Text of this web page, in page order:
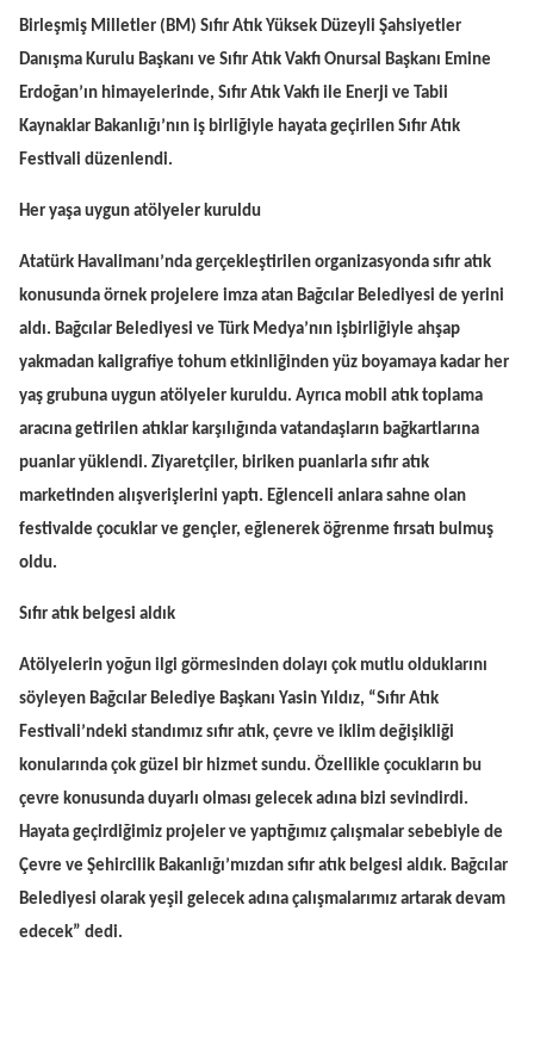
Birleşmiş Milletler (BM) Sıfır Atık Yüksek Düzeyli Şahsiyetler
Danışma Kurulu Başkanı ve Sıfır Atık Vakfı Onursal Başkanı Emine
Erdoğan’ın himayelerinde, Sıfır Atık Vakfı ile Enerji ve Tabii
Kaynaklar Bakanlığı’nın iş birliğiyle hayata geçirilen Sıfır Atık
Festivali düzenlendi.
Her yaşa uygun atölyeler kuruldu
Atatürk Havalimanı’nda gerçekleştirilen organizasyonda sıfır atık
konusunda örnek projelere imza atan Bağcılar Belediyesi de yerini
aldı. Bağcılar Belediyesi ve Türk Medya’nın işbirliğiyle ahşap
yakmadan kaligrafiye tohum etkinliğinden yüz boyamaya kadar her
yaş grubuna uygun atölyeler kuruldu. Ayrıca mobil atık toplama
aracına getirilen atıklar karşılığında vatandaşların bağkartlarına
puanlar yüklendi. Ziyaretçiler, biriken puanlarla sıfır atık
marketinden alışverişlerini yaptı. Eğlenceli anlara sahne olan
festivalde çocuklar ve gençler, eğlenerek öğrenme fırsatı bulmuş
oldu.
Sıfır atık belgesi aldık
Atölyelerin yoğun ilgi görmesinden dolayı çok mutlu olduklarını
söyleyen Bağcılar Belediye Başkanı Yasin Yıldız, “Sıfır Atık
Festivali’ndeki standımız sıfır atık, çevre ve iklim değişikliği
konularında çok güzel bir hizmet sundu. Özellikle çocukların bu
çevre konusunda duyarlı olması gelecek adına bizi sevindirdi.
Hayata geçirdiğimiz projeler ve yaptığımız çalışmalar sebebiyle de
Çevre ve Şehircilik Bakanlığı’mızdan sıfır atık belgesi aldık. Bağcılar
Belediyesi olarak yeşil gelecek adına çalışmalarımız artarak devam
edecek” dedi.